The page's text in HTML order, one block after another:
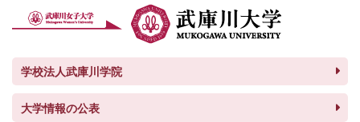
学校法人武庫川学院
大学情報の公表